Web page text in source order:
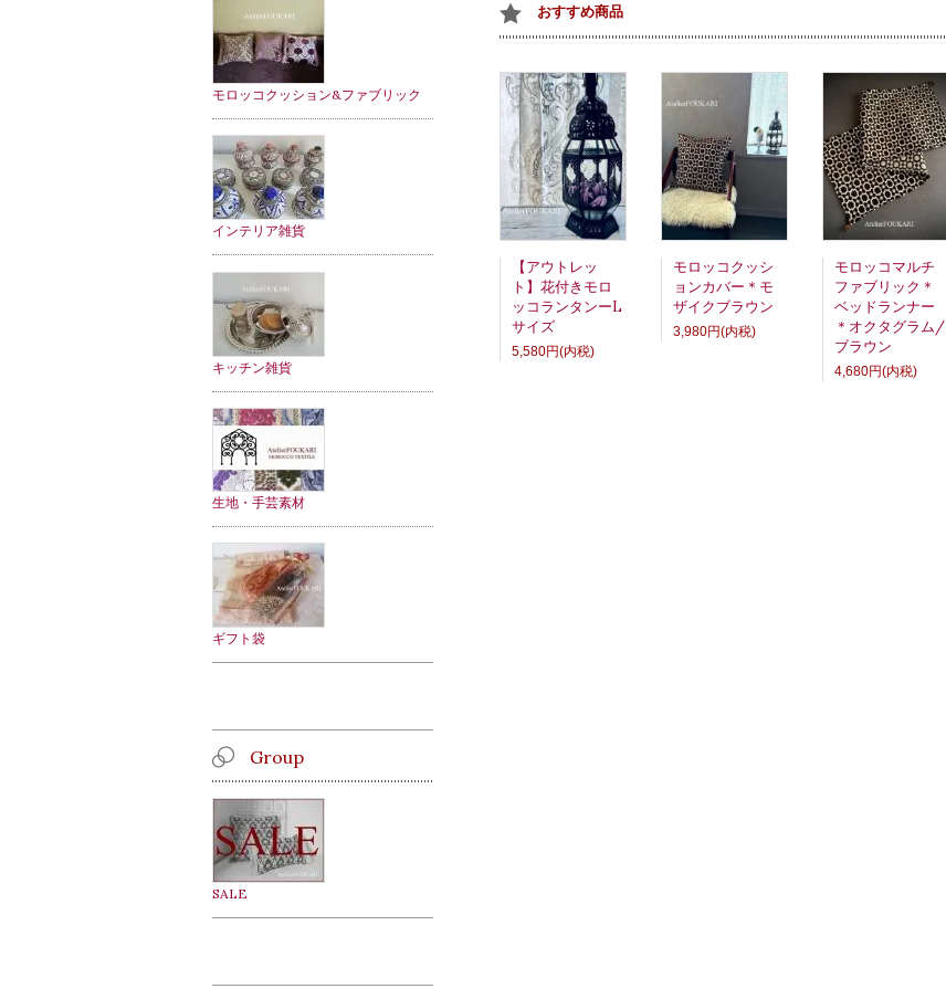
モロッコクッション&ファブリック
インテリア雑貨
キッチン雑貨
生地・手芸素材
ギフト袋
Group
SALE
おすすめ商品
【アウトレッ
ト】花付きモロ
ッコランタンーL
サイズ
5,580円(内税)
モロッコクッシ
ョンカバー＊モ
ザイクブラウン
3,980円(内税)
モロッコマルチ
ファブリック＊
ベッドランナー
＊オクタグラム/
ブラウン
4,680円(内税)